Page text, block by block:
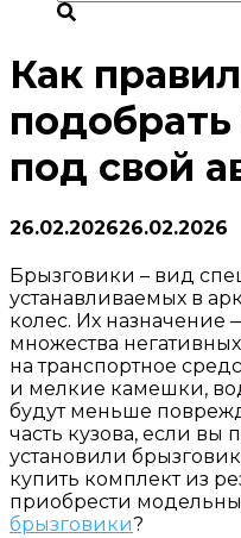
Как
под свой
26.02.202626.02.2026
Брызговики – вид
устанавливаемых в
колес. Их
множества
на транспортное
и мелкие камешки,
будут меньше
часть кузова, если
установили
купить комплект из
приобрести
брызговики?